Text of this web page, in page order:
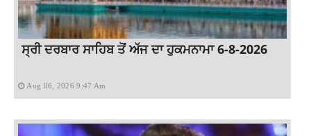
ਸ੍ਰੀ ਦਰਬਾਰ ਸਾਹਿਬ ਤੋਂ ਅੱਜ ਦਾ ਹੁਕਮਨਾਮਾ 6-8-2026
Aug 06, 2026 9:47 Am